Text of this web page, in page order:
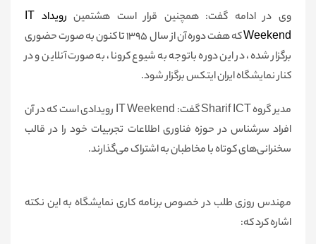
وی در ادامه گفت: همچنین قرار است هشتمین
رویداد IT
Weekend
که هفت دوره آن از سال‌ ۱۳۹۵ تا کنون به صورت حضوری
برگزار شده، در این دوره باتوجه به شیوع کرونا، به صورت آنلاین و در
کنار نمایشگاه ایران ایتکس برگزار شود.
مدیر گروه Sharif ICT گفت: IT Weekend رویدادی است که در آن
افراد سرشناس در حوزه فناوری اطلاعات تجربیات خود را در قالب
سخنرانی‌های کوتاه با مخاطبان به اشتراک می‌گذارند.
مهندس روزی طلب در خصوص برنامه کاری نمایشگاه به این نکته
اشاره کرد که: